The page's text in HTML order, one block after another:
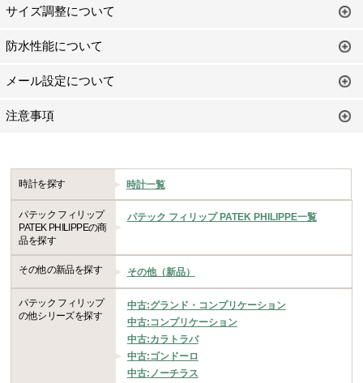
サイズ調整について
防水性能について
メール設定について
注意事項
時計を探す 時計一覧
パテック フィリップ
PATEK PHILIPPEの商
品を探す
パテック フィリップ PATEK PHILIPPE一覧
その他の新品を探す その他（新品）
パテック フィリップ
の他シリーズを探す
中古:グランド・コンプリケーション
中古:コンプリケーション
中古:カラトラバ
中古:ゴンドーロ
中古:ノーチラス